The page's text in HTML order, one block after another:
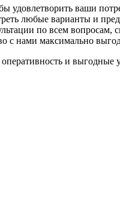
удовлетворить ваши
любые варианты и
по всем вопросам,
с нами максимально
и